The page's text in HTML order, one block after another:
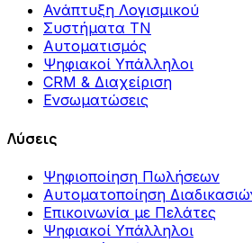
Ανάπτυξη Λογισμικού
Συστήματα ΤΝ
Αυτοματισμός
Ψηφιακοί Υπάλληλοι
CRM & Διαχείριση
Ενσωματώσεις
Λύσεις
Ψηφιοποίηση Πωλήσεων
Αυτοματοποίηση
Επικοινωνία με Πελάτες
Ψηφιακοί Υπάλληλοι